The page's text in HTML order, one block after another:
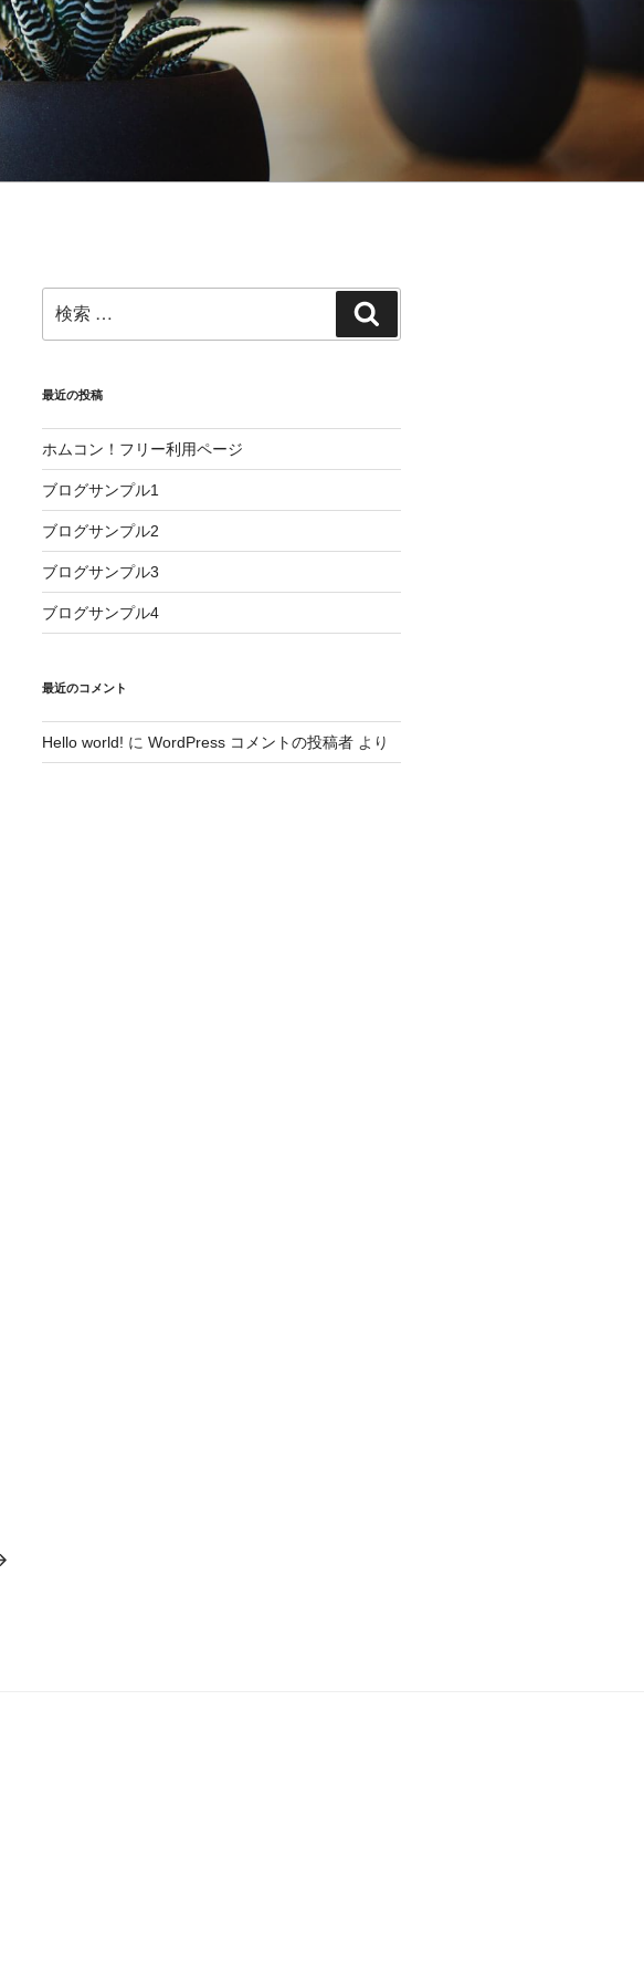
索:
索
最近の投稿
ホムコン！フリー利用ページ
ブログサンプル1
ブログサンプル2
ブログサンプル3
ブログサンプル4
最近のコメント
Hello world! に WordPress コメントの投稿者より